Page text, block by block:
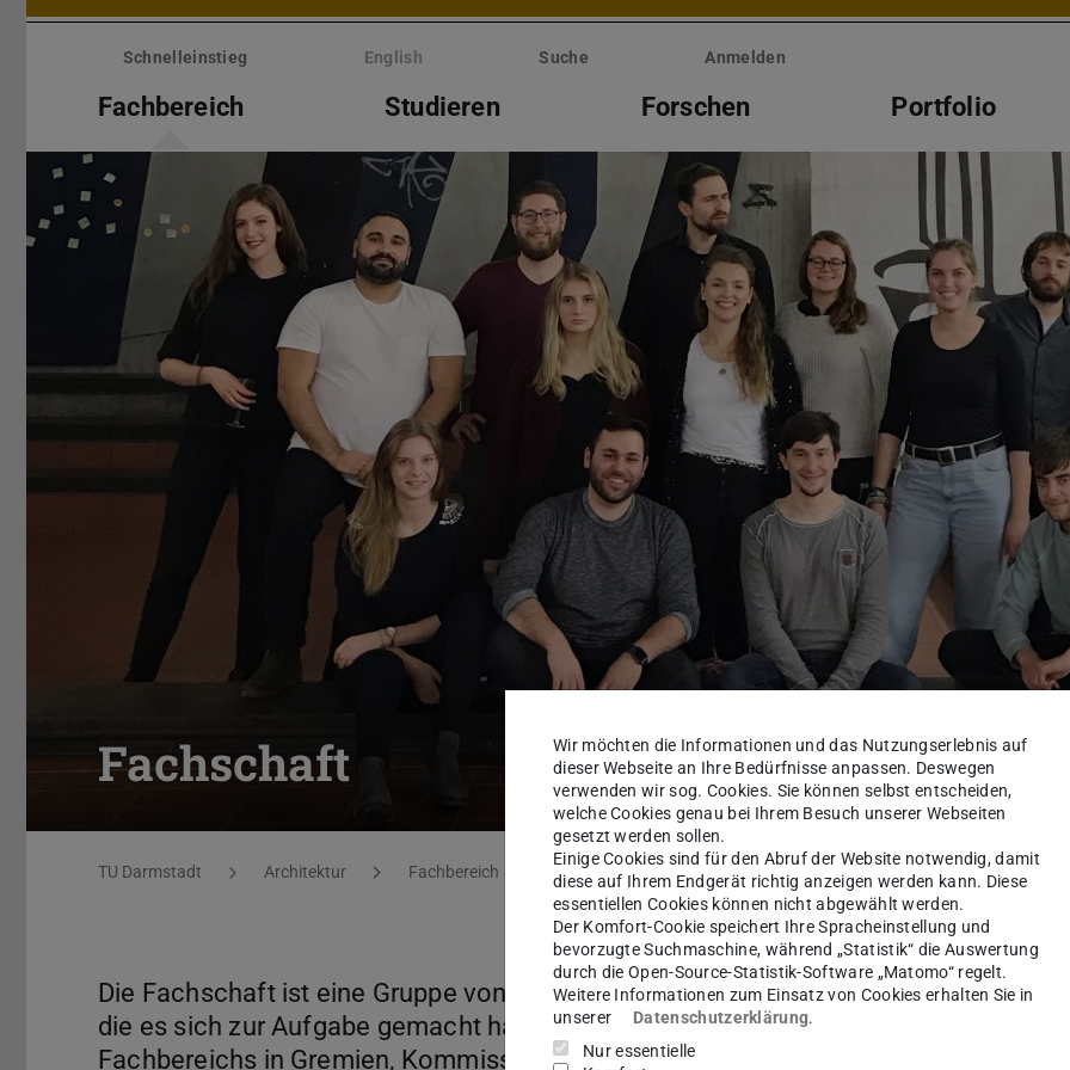
Menü
überspringenSchnelleinstieg English Suche Anmelden
Fachbereich Studieren Forschen Portfolio
Fachschaft
Sie befinden sich hier:
TU Darmstadt Architektur Fachbereich Organisation Fachschaft
Die Fachschaft ist eine Gruppe von ehrenamtlich engagierten Studierenden,
die es sich zur Aufgabe gemacht hat, die Interessen der Studierenden des
Fachbereichs in Gremien, Kommissionen und auf Veranstaltungen zu
Wir möchten die Informationen und das Nutzungserlebnis auf
dieser Webseite an Ihre Bedürfnisse anpassen. Deswegen
verwenden wir sog. Cookies. Sie können selbst entscheiden,
welche Cookies genau bei Ihrem Besuch unserer Webseiten
gesetzt werden sollen.
Einige Cookies sind für den Abruf der Website notwendig, damit
diese auf Ihrem Endgerät richtig anzeigen werden kann. Diese
essentiellen Cookies können nicht abgewählt werden.
Der Komfort-Cookie speichert Ihre Spracheinstellung und
bevorzugte Suchmaschine, während „Statistik“ die Auswertung
durch die Open-Source-Statistik-Software „Matomo“ regelt.
Weitere Informationen zum Einsatz von Cookies erhalten Sie in
unserer
Datenschutzerklärung.
Nur essentielle